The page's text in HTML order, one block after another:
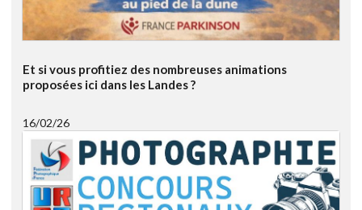
Et si vous profitiez des nombreuses animations
proposées ici dans les Landes ?
16/02/26